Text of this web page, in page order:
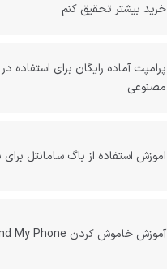
خرید بیشتر تحقیق کنم
پرامپت آماده رایگان برای استفاده
مصنوعی
اموزش استفاده از باگ سامانتل برای
آموزش خاموش کردن Find My Phone ایفون